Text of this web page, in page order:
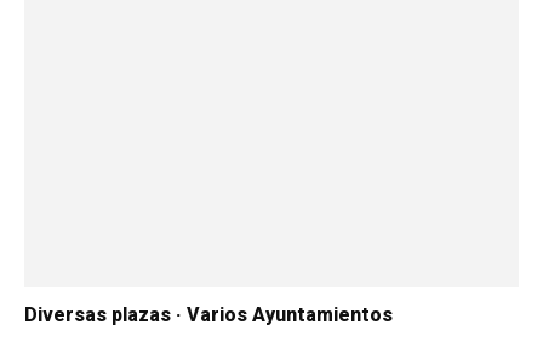
Diversas plazas · Varios Ayuntamientos